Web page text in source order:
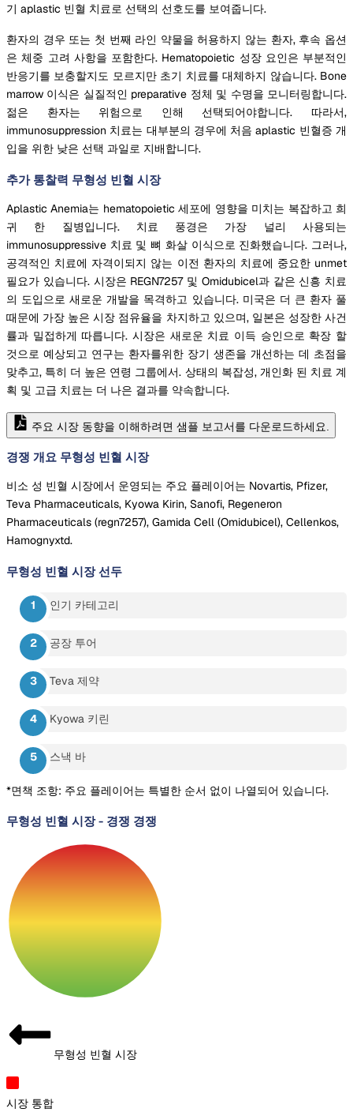
기 aplastic 빈혈 치료로 선택의 선호도를 보여줍니다.
환자의 경우 또는 첫 번째 라인 약물을 허용하지 않는 환자, 후속 옵션
은 체중 고려 사항을 포함한다. Hematopoietic 성장 요인은 부분적인
반응기를 보충할지도 모르지만 초기 치료를 대체하지 않습니다. Bone
marrow 이식은 실질적인 preparative 정체 및 수명을 모니터링합니다.
젊은 환자는 위험으로 인해 선택되어야합니다. 따라서,
immunosuppression 치료는 대부분의 경우에 처음 aplastic 빈혈증 개
입을 위한 낮은 선택 과일로 지배합니다.
추가 통찰력 무형성 빈혈 시장
Aplastic Anemia는 hematopoietic 세포에 영향을 미치는 복잡하고 희
귀 한 질병입니다. 치료 풍경은 가장 널리 사용되는
immunosuppressive 치료 및 뼈 화살 이식으로 진화했습니다. 그러나,
공격적인 치료에 자격이되지 않는 이전 환자의 치료에 중요한 unmet
필요가 있습니다. 시장은 REGN7257 및 Omidubicel과 같은 신흥 치료
의 도입으로 새로운 개발을 목격하고 있습니다. 미국은 더 큰 환자 풀
때문에 가장 높은 시장 점유율을 차지하고 있으며, 일본은 성장한 사건
률과 밀접하게 따릅니다. 시장은 새로운 치료 이득 승인으로 확장 할
것으로 예상되고 연구는 환자를위한 장기 생존을 개선하는 데 초점을
맞추고, 특히 더 높은 연령 그룹에서. 상태의 복잡성, 개인화 된 치료 계
획 및 고급 치료는 더 나은 결과를 약속합니다.
주요 시장 동향을 이해하려면 샘플 보고서를 다운로드하세요.
경쟁 개요 무형성 빈혈 시장
비소 성 빈혈 시장에서 운영되는 주요 플레이어는 Novartis, Pfizer,
Teva Pharmaceuticals, Kyowa Kirin, Sanofi, Regeneron
Pharmaceuticals (regn7257), Gamida Cell (Omidubicel), Cellenkos,
Hamognyxtd.
무형성 빈혈 시장 선두
인기 카테고리
공장 투어
Teva 제약
Kyowa 키린
스낵 바
*면책 조항: 주요 플레이어는 특별한 순서 없이 나열되어 있습니다.
무형성 빈혈 시장- 경쟁 경쟁
무형성 빈혈 시장
시장 통합